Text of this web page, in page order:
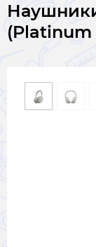
(Platinum